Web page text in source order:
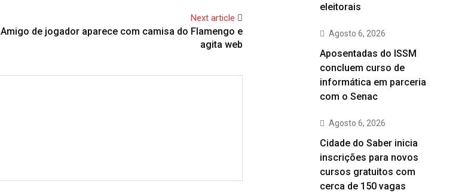
Next article
Amigo de jogador aparece com camisa do Flamengo e
agita web
eleitorais
Agosto 6, 2026
Aposentadas do ISSM
concluem curso de
informática em parceria
com o Senac
Agosto 6, 2026
Cidade do Saber inicia
inscrições para novos
cursos gratuitos com
cerca de 150 vagas